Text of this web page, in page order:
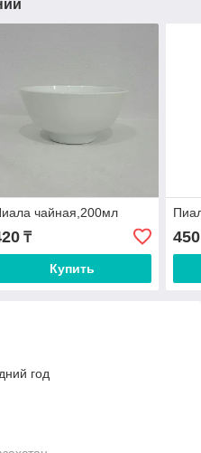
чайная,200мл
₸
Купить
450
год